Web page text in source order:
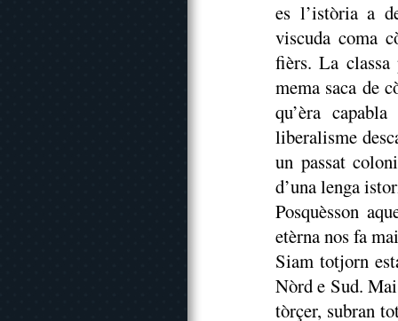
es l’istòria a
viscuda coma
fièrs. La
mema saca de
qu’èra
liberalisme
un passat
d’una lenga
Posquèsson
etèrna nos fa
Siam totjorn
Nòrd e Sud.
tòrçer, subran